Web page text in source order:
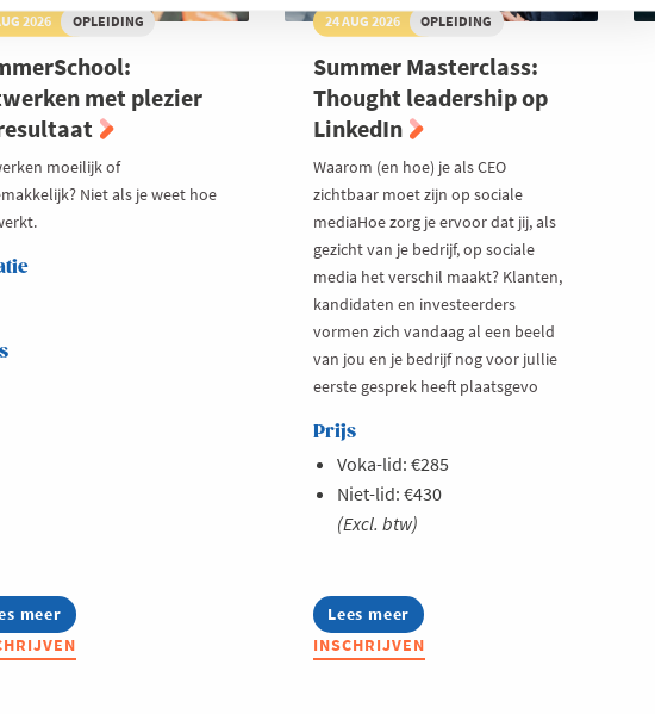
2026 OPLEIDING
met plezier
moeilijk of
Niet als je weet hoe
meer
24 AUG 2026 OPLEIDING
Summer Masterclass:
Thought leadership op
LinkedIn
Waarom (en hoe) je als CEO
zichtbaar moet zijn op sociale
mediaHoe zorg je ervoor dat jij, als
gezicht van je bedrijf, op sociale
media het verschil maakt? Klanten,
kandidaten en investeerders
vormen zich vandaag al een beeld
van jou en je bedrijf nog voor jullie
eerste gesprek heeft plaatsgevo
Prijs
Voka-lid: €285
Niet-lid: €430
(Excl. btw)
Lees meer
about
Summer
Masterclass:
INSCHRIJVEN